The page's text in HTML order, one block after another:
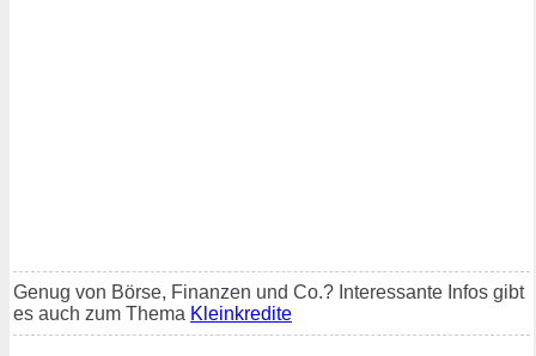
Genug von Börse, Finanzen und Co.? Interessante Infos gibt
es auch zum Thema Kleinkredite